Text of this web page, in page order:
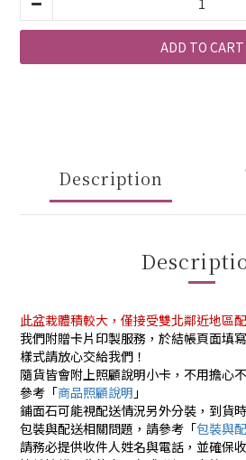
ADD TO CART
Description
此盆栽體積較大，僅接受雙北鄰近地區
我們附贈卡片印製服務，於結帳頁面填
樣式請放心交給我們！
隨貨皆會附上照顧說明小卡，不用擔心
參考「商品照顧說明 」
鋪面石可能視配送情況另外分裝，到貨
包裝與配送相關問題，請參考「包裝與
請務必提供收件人姓名與電話，並確保